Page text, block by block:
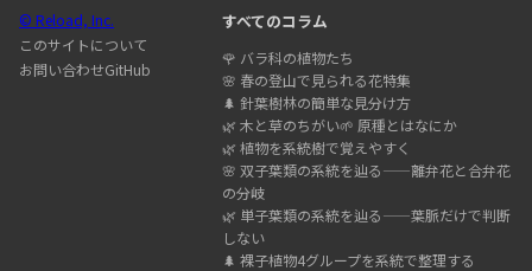
© Reload, Inc.
このサイトについて
お問い合わせGitHub
すべてのコラム
🌹 バラ科の植物たち
🌸 春の登山で見られる花特集
🌲 針葉樹林の簡単な見分け方
🌿 木と草のちがい🌱 原種とはなにか
🌿 植物を系統樹で覚えやすく
🌸 双子葉類の系統を辿る——離弁花と合弁花
の分岐
🌿 単子葉類の系統を辿る——葉脈だけで判断
しない
🌲 裸子植物4グループを系統で整理する